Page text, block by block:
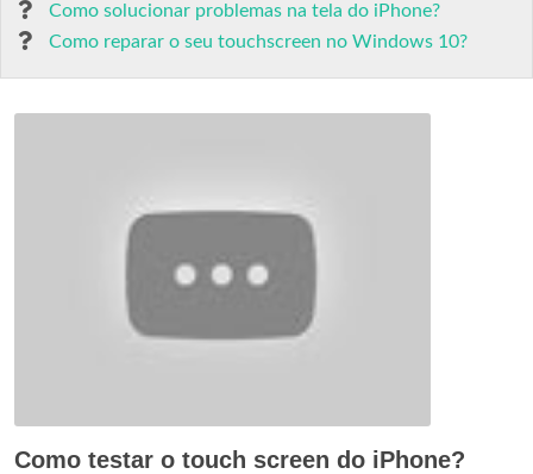
Como solucionar problemas na tela do iPhone?
Como reparar o seu touchscreen no Windows 10?
Como testar o touch screen do iPhone?